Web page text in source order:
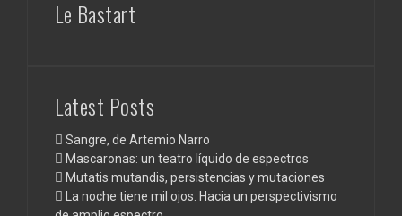
Le Bastart
Latest Posts
Sangre, de Artemio Narro
Mascaronas: un teatro líquido de espectros
Mutatis mutandis, persistencias y mutaciones
La noche tiene mil ojos. Hacia un perspectivismo